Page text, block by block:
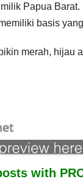
Papua
basis
merah, hijau
with